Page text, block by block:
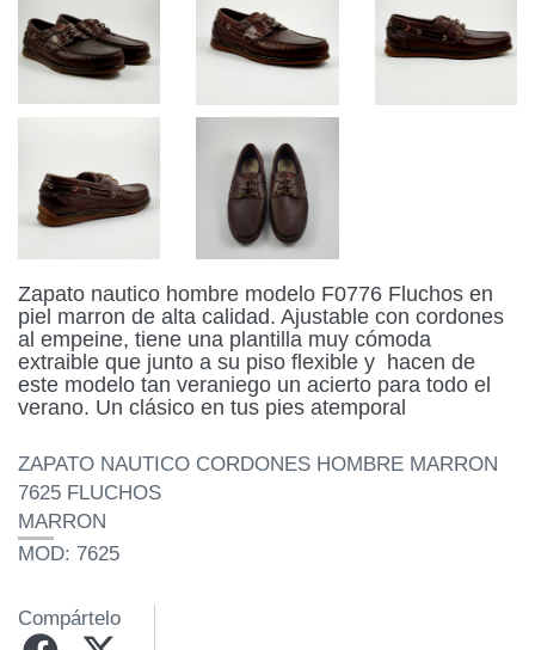
Zapato nautico hombre modelo F0776 Fluchos en
piel marron de alta calidad. Ajustable con cordones
al empeine, tiene una plantilla muy cómoda
extraible que junto a su piso flexible y hacen de
este modelo tan veraniego un acierto para todo el
verano. Un clásico en tus pies atemporal
ZAPATO NAUTICO CORDONES HOMBRE MARRON
7625 FLUCHOS
MARRON
MOD: 7625
Compártelo